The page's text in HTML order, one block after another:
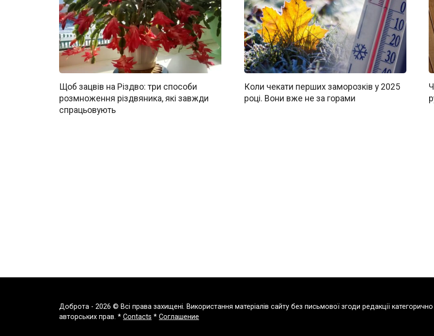
Щоб зацвів на Різдво: три способи
розмноження різдвяника, які завжди
спрацьовують
Коли чекати перших заморозків у 2025
році. Вони вже не за горами
Доброта - 2026 © Всі права захищені. Використання матеріалів сайту без письмової згоди редакції
авторських прав. * Contacts * Соглашение